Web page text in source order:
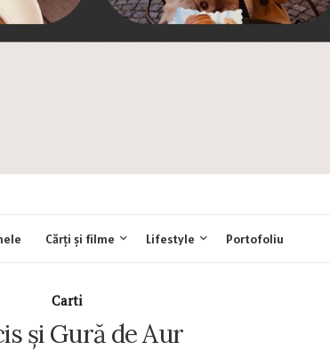
Cărți și filme Lifestyle Portofoliu
Carti
și Gură de Aur